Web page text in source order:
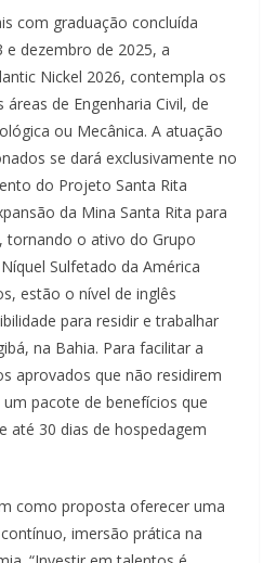
com graduação concluída
dezembro de 2025, a
Nickel 2026, contempla os
de Engenharia Civil, de
ou Mecânica. A atuação
se dará exclusivamente no
do Projeto Santa Rita
da Mina Santa Rita para
tornando o ativo do Grupo
Sulfetado da América
estão o nível de inglês
para residir e trabalhar
na Bahia. Para facilitar a
aprovados que não residirem
pacote de benefícios que
até 30 dias de hospedagem
como proposta oferecer uma
imersão prática na